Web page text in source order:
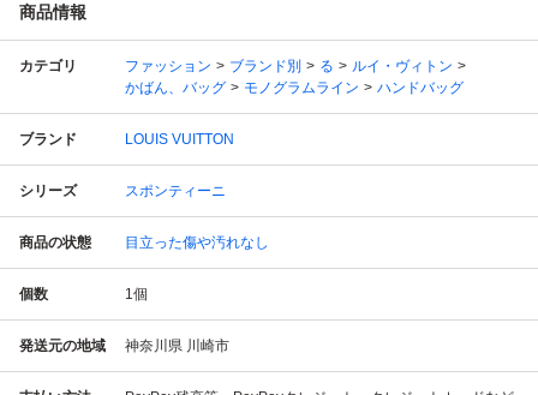
商品情報
カテゴリ ファッション ブランド別 る
ルイ・ヴィトン
かばん、バッグ
モノグラムライン ハンドバッグ
ブランド LOUIS VUITTON
シリーズ スポンティーニ
商品の状態 目立った傷や汚れなし
個数 1個
発送元の地域 神奈川県 川崎市